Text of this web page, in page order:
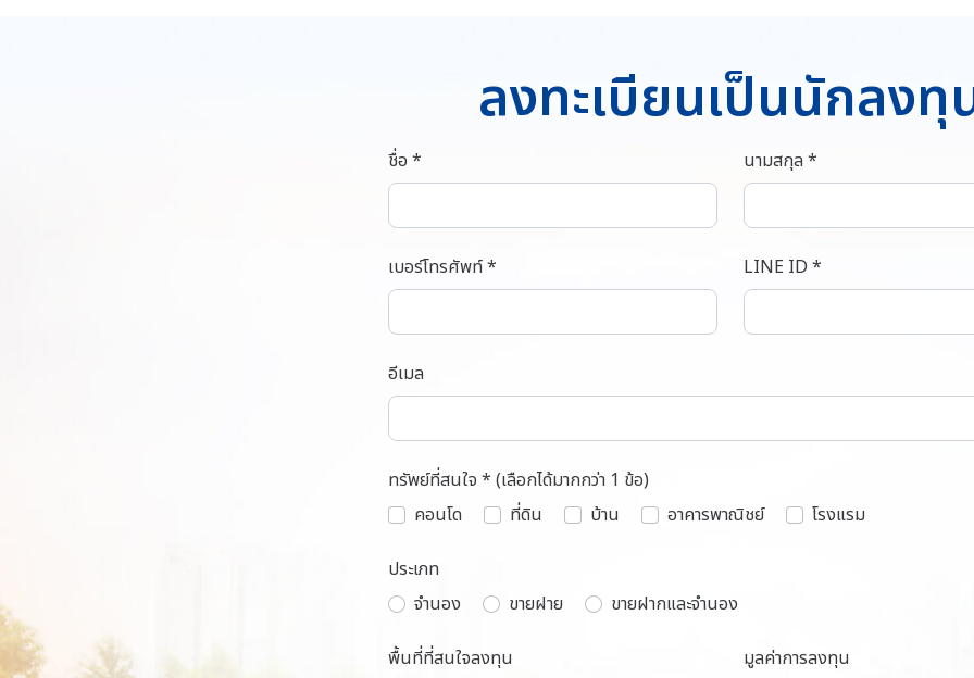
ลงทะเบียนเป็นนักลงทุ
ชื่อ * นามสกุล *
เบอร์โทรศัพท์ * LINE ID *
อีเมล
ทรัพย์ที่สนใจ * (เลือกได้มากกว่า 1 ข้อ)
คอนโด
ที่ดิน บ้าน อาคารพาณิชย์ โรงแรม
ประเภท
จำนอง
ขายฝาย ขายฝากและจำนอง
พื้นที่ที่สนใจลงทุน มูลค่าการลงทุน